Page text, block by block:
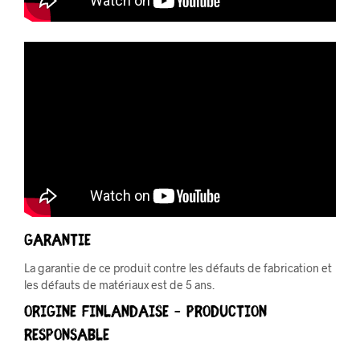
Garantie
La garantie de ce produit contre les défauts de fabrication et
les défauts de matériaux est de 5 ans.
Origine Finlandaise – PRODUCTION
RESPONSABLE